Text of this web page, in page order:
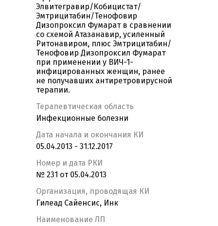
Элвитегравир/Кобицистат/
Эмтрицитабин/Тенофовир
Дизопроксил Фумарат в сравнении
со схемой Атазанавир, усиленный
Ритонавиром, плюс Эмтрицитабин/
Тенофовир Дизопроксил Фумарат
при применении у ВИЧ-1-
инфицированных женщин, ранее
не получавших антиретровирусной
терапии.
Терапевтическая область
Инфекционные болезни
Дата начала и окончания КИ
05.04.2013 - 31.12.2017
Номер и дата РКИ
№ 231 от 05.04.2013
Организация, проводящая КИ
Гилеад Сайенсис, Инк
Наименование ЛП